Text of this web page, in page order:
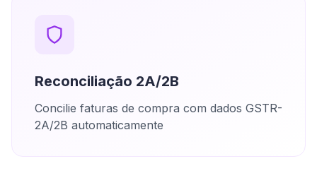
Reconciliação 2A/2B
Concilie faturas de compra com dados GSTR-
2A/2B automaticamente